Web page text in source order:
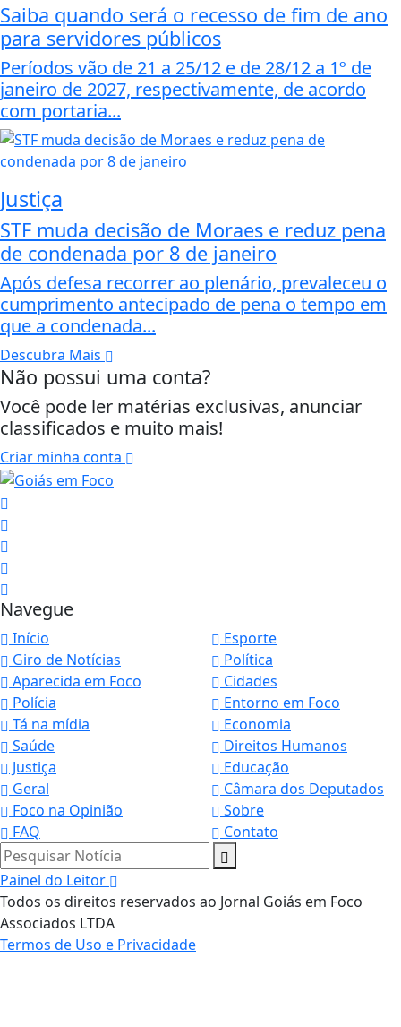
Saiba quando será o recesso de fim de ano
para servidores públicos
Períodos vão de 21 a 25/12 e de 28/12 a 1º de
janeiro de 2027, respectivamente, de acordo
com portaria...
Justiça
STF muda decisão de Moraes e reduz pena
de condenada por 8 de janeiro
Após defesa recorrer ao plenário, prevaleceu o
cumprimento antecipado de pena o tempo em
que a condenada...
Descubra Mais
Não possui uma conta?
Você pode ler matérias exclusivas, anunciar
classificados e muito mais!
Criar minha conta
Navegue
Início
Esporte
Giro de Notícias
Política
Aparecida em Foco
Cidades
Polícia
Entorno em Foco
Tá na mídia
Economia
Saúde
Direitos Humanos
Justiça
Educação
Geral
Câmara dos Deputados
Foco na Opinião
Sobre
FAQ
Contato
Pesquisar Notícia
Painel do Leitor
Todos os direitos reservados ao Jornal Goiás em Foco
Associados LTDA
Termos de Uso e Privacidade